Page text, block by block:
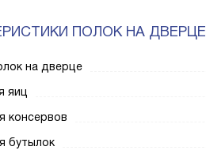
ПОЛОК НА ДВЕРЦЕ
на дверце
яиц
консервов
бутылок